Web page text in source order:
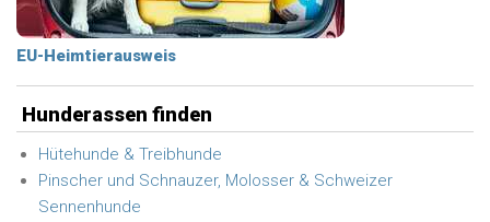
EU-Heimtierausweis
Hunderassen finden
Hütehunde & Treibhunde
Pinscher und Schnauzer, Molosser & Schweizer
Sennenhunde